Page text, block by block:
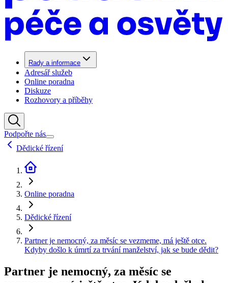
Rady a informace
Adresář služeb
Online poradna
Diskuze
Rozhovory a příběhy
Podpořte nás
Dědické řízení
Online poradna
Dědické řízení
Partner je nemocný, za měsíc se vezmeme, má ještě otce.
Kdyby došlo k úmrtí za trvání manželství, jak se bude dědit?
Partner je nemocný, za měsíc se